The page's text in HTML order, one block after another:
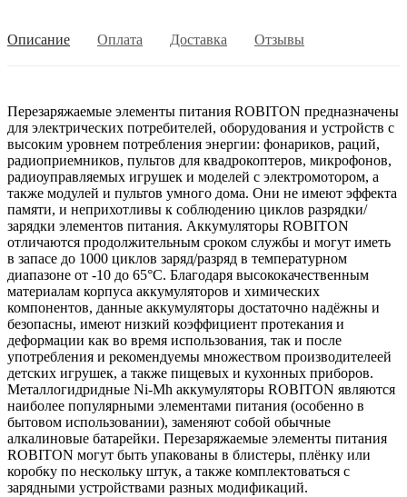
Описание Оплата Доставка Отзывы
Перезаряжаемые элементы питания ROBITON предназначены
для электрических потребителей, оборудования и устройств с
высоким уровнем потребления энергии: фонариков, раций,
радиоприемников, пультов для квадрокоптеров, микрофонов,
радиоуправляемых игрушек и моделей с электромотором, а
также модулей и пультов умного дома. Они не имеют эффекта
памяти, и неприхотливы к соблюдению циклов разрядки/
зарядки элементов питания. Аккумуляторы ROBITON
отличаются продолжительным сроком службы и могут иметь
в запасе до 1000 циклов заряд/разряд в температурном
диапазоне от -10 до 65°С. Благодаря высококачественным
материалам корпуса аккумуляторов и химических
компонентов, данные аккумуляторы достаточно надёжны и
безопасны, имеют низкий коэффициент протекания и
деформации как во время использования, так и после
употребления и рекомендуемы множеством производителеей
детских игрушек, а также пищевых и кухонных приборов.
Металлогидридные Ni-Mh аккумуляторы ROBITON являются
наиболее популярными элементами питания (особенно в
бытовом использовании), заменяют собой обычные
алкалиновые батарейки. Перезаряжаемые элементы питания
ROBITON могут быть упакованы в блистеры, плёнку или
коробку по нескольку штук, а также комплектоваться с
зарядными устройствами разных модификаций.